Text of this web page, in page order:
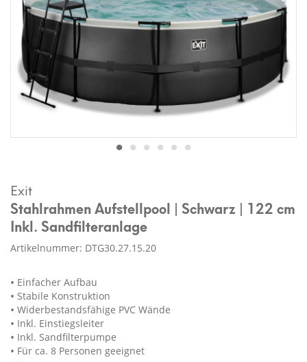
Exit
Stahlrahmen Aufstellpool | Schwarz | 122 cm
Inkl. Sandfilteranlage
Artikelnummer: DTG30.27.15.20
Einfacher Aufbau
Stabile Konstruktion
Widerbestandsfähige PVC Wände
Inkl. Einstiegsleiter
Inkl. Sandfilterpumpe
Für ca. 8 Personen geeignet